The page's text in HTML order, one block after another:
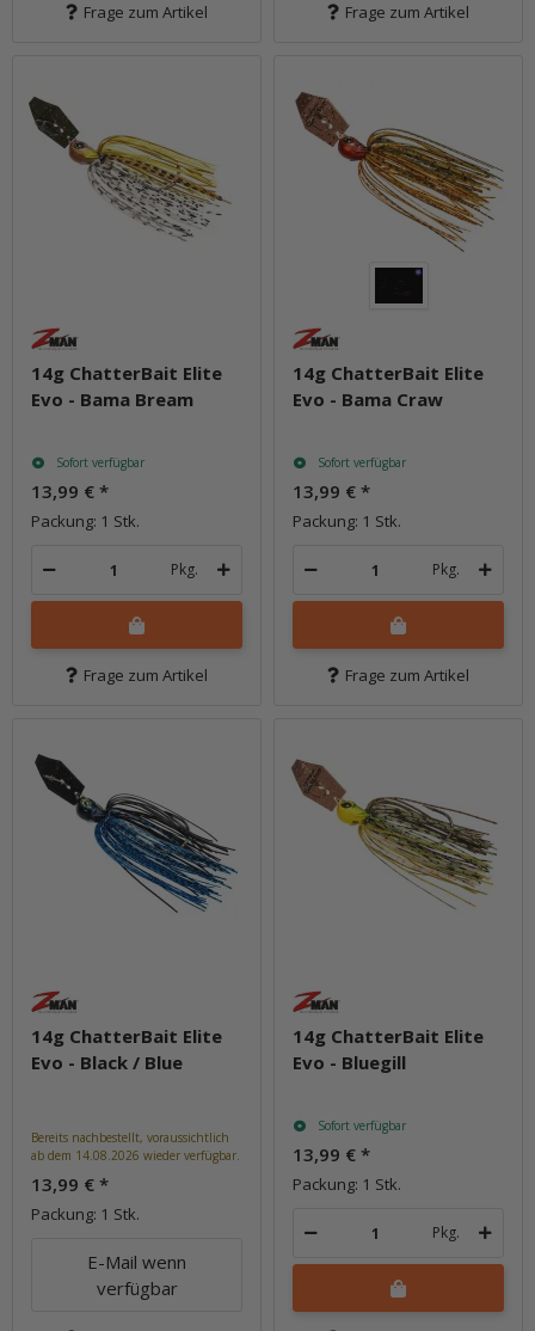
Frage zum Artikel Frage zum Artikel
14g ChatterBait Elite
Evo - Bama Bream
Sofort verfügbar
13,99 € *
Packung: 1 Stk.
Pkg.
Frage zum Artikel
14g ChatterBait Elite
Evo - Bama Craw
Sofort verfügbar
13,99 € *
Packung: 1 Stk.
Pkg.
Frage zum Artikel
14g ChatterBait Elite
Evo - Black / Blue
Bereits nachbestellt, voraussichtlich
ab dem 14.08.2026 wieder verfügbar.
13,99 € *
Packung: 1 Stk.
E-Mail wenn
verfügbar
14g ChatterBait Elite
Evo - Bluegill
Sofort verfügbar
13,99 € *
Packung: 1 Stk.
Pkg.